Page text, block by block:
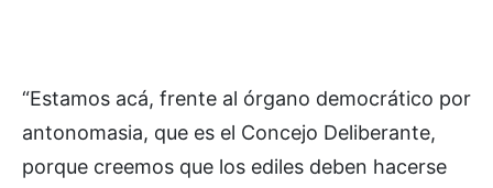
“Estamos acá, frente al órgano democrático por
antonomasia, que es el Concejo Deliberante,
porque creemos que los ediles deben hacerse